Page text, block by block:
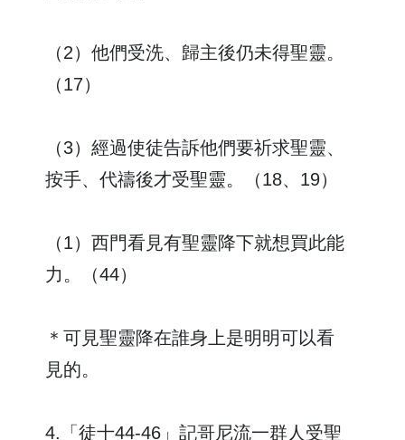
（2）他們受洗、歸主後仍未得聖靈。
（17）
（3）經過使徒告訴他們要祈求聖靈、
按手、代禱後才受聖靈。（18、19）
（1）西門看見有聖靈降下就想買此能
力。（44）
＊可見聖靈降在誰身上是明明可以看
見的。
4.「徒十44-46」記哥尼流一群人受聖